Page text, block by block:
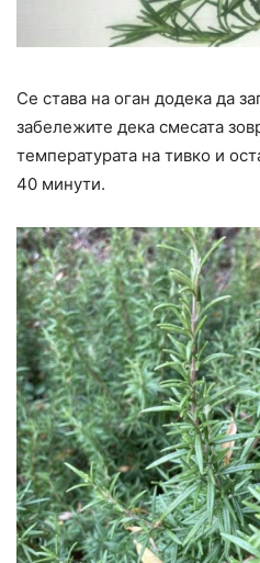
Се става на оган додека да
забележите дека смесата
температурата на тивко и
40 минути.